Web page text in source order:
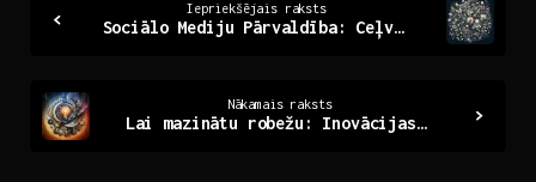
Reading
Iepriekšējais raksts
Sociālo Mediju Pārvaldība: Ceļvedis Digitālajā Pasulē
Nākamais raksts
Lai mazinātu robežu: Inovācijas un sadarbība nākotnei